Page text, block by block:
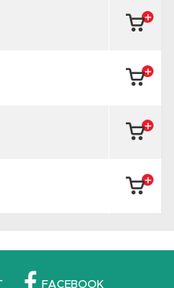
FACEBOOK